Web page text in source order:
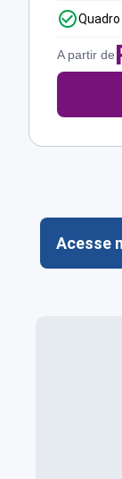
A partir de
Acesse